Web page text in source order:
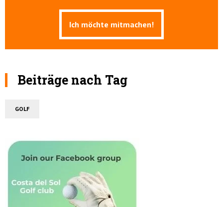
Beiträge nach Tag
GOLF